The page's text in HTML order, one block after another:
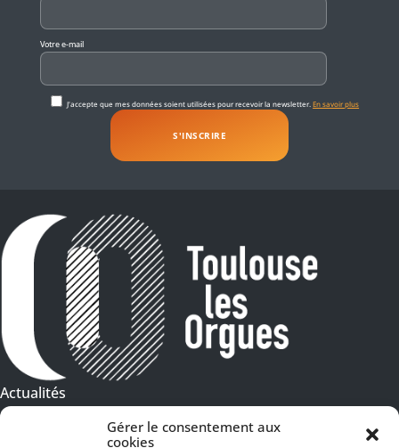
Gérer le consentement aux
cookies
Votre e-mail
J'accepte que mes données soient utilisées pour recevoir la newsletter.En savoir plus
Actualités